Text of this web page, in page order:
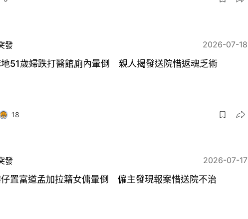
發 2026-07-18
51歲婦跌打醫館廁內暈倒 親人揭發送院惜返魂乏術
18
發 2026-07-17
置富道孟加拉籍女傭暈倒 僱主發現報案惜送院不治